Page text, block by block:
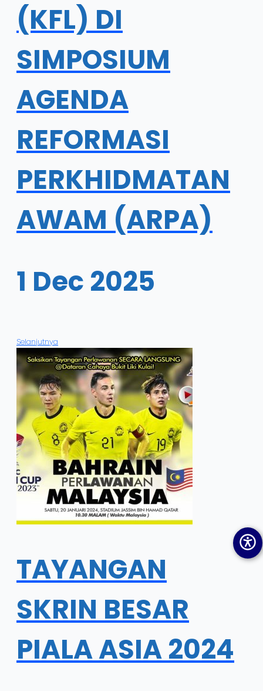
(KFL) DI
SIMPOSIUM
AGENDA
REFORMASI
PERKHIDMATAN
AWAM (ARPA)
1 Dec 2025
Selanjutnya
TAYANGAN
SKRIN BESAR
PIALA ASIA 2024